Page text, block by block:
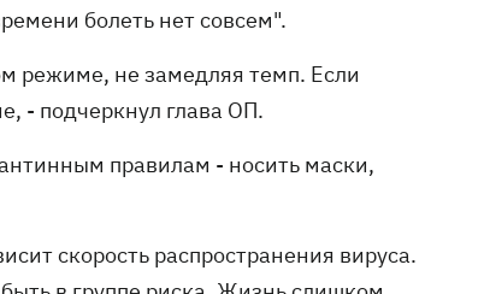
болеть нет совсем".
режиме, не замедляя темп. Если
- подчеркнул глава ОП.
правилам - носить маски,
скорость распространения вируса.